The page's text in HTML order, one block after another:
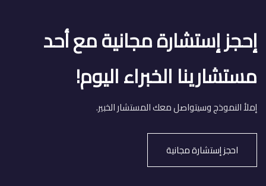
إحجز إستشارة مجانية مع أحد
مستشارينا الخبراء اليوم!
إملأ النموذج وسيتواصل معك المستشار الخبير.
احجز إستشارة مجانية